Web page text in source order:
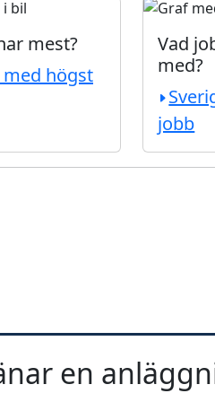
mest?
med högst
Vad
med?
jobb
en